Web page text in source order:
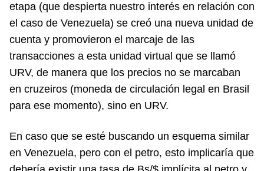
etapa (que despierta nuestro interés en relación con
el caso de Venezuela) se creó una nueva unidad de
cuenta y promovieron el marcaje de las
transacciones a esta unidad virtual que se llamó
URV, de manera que los precios no se marcaban
en cruzeiros (moneda de circulación legal en Brasil
para ese momento), sino en URV.
En caso que se esté buscando un esquema similar
en Venezuela, pero con el petro, esto implicaría que